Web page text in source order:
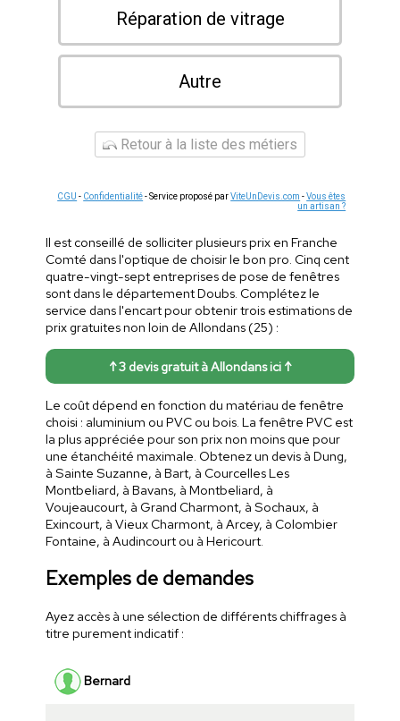
Réparation de vitrage
Autre
Retour à la liste des métiers
CGU - Confidentialité- Service proposé parViteUnDevis.com -Vous êtes
un artisan ?
Il est conseillé de solliciter plusieurs prix en Franche
Comté dans l'optique de choisir le bon pro. Cinq cent
quatre-vingt-sept entreprises de pose de fenêtres
sont dans le département Doubs. Complétez le
service dans l'encart pour obtenir trois estimations de
prix gratuites non loin de Allondans (25) :
↑ 3 devis gratuit à Allondans ici ↑
Le coût dépend en fonction du matériau de fenêtre
choisi : aluminium ou PVC ou bois. La fenêtre PVC est
la plus appréciée pour son prix non moins que pour
une étanchéité maximale. Obtenez un devis à Dung,
à Sainte Suzanne, à Bart, à Courcelles Les
Montbeliard, à Bavans, à Montbeliard, à
Voujeaucourt, à Grand Charmont, à Sochaux, à
Exincourt, à Vieux Charmont, à Arcey, à Colombier
Fontaine, à Audincourt ou à Hericourt.
Exemples de demandes
Ayez accès à une sélection de différents chiffrages à
titre purement indicatif :
Bernard